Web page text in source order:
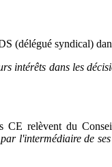
(délégué syndical)
intérêts dans les
CE relèvent du
l'intermédiaire de